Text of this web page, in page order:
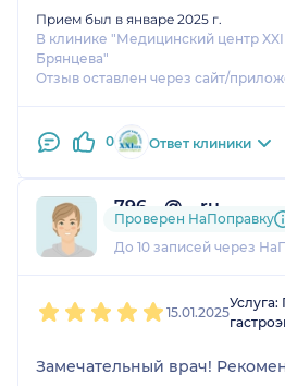
Прием был в январе 2025 г.
В клинике "Медицинский центр XXI
Брянцева"
Отзыв оставлен через сайт/
0 Ответ клиники
796....@....ru
3 отзыва
До 10 записей через
Проверен НаПоправку
15.01.2025
Замечательный врач!